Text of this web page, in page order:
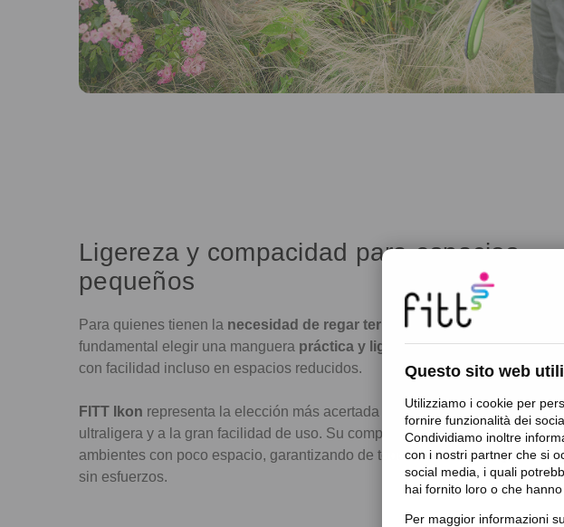
Questo sito web
Utilizziamo i cookie per
fornire funzionalità dei
Condividiamo inoltre
con i nostri partner che si
social media, i quali
hai fornito loro o che
Per maggior informazioni
Ligereza y compacidad para espacios
pequeños
Para quienes tienen la necesidad de regar terrazas y balcones
fundamental elegir una manguera práctica y ligera, que se pueda manejar
con facilidad incluso en espacios reducidos.
FITT Ikon representa la elección más acertada gracias a su estructura
ultraligera y a la gran facilidad de uso. Su compacidad la hace ideal para
ambientes con poco espacio, garantizando de todos modos un riego eficaz
sin esfuerzos.